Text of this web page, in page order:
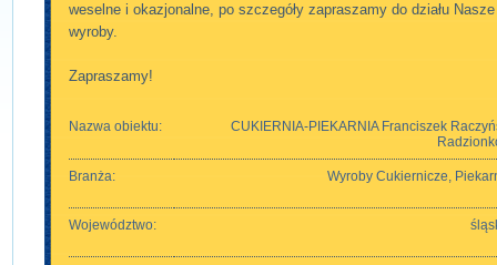
weselne i okazjonalne, po szczegóły zapraszamy do działu Nasze
wyroby.
Zapraszamy!
Nazwa obiektu:
CUKIERNIA-PIEKARNIA Franciszek
Branża: Wyroby Cukiernicze,
Województwo: